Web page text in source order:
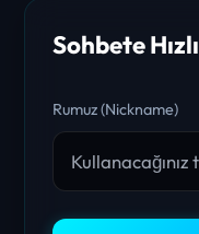
Sohbete
Rumuz (Nickname)